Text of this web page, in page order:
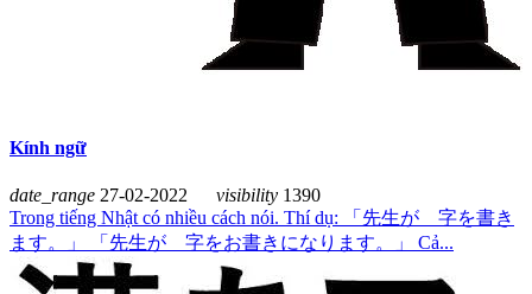
Kính ngữ
date_range 27-02-2022 visibility 1390
Trong tiếng Nhật có nhiều cách nói. Thí dụ: 「先生が 字を書き
ます。」 「先生が 字をお書きになります。」 Cả...